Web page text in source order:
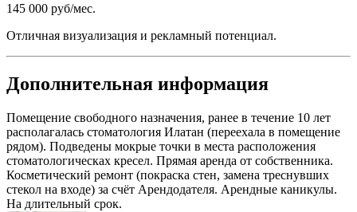
145 000 руб/мес.
Отличная визуализация и рекламный потенциал.
Дополнительная информация
Помещение свободного назначения, ранее в течение 10 лет
располагалась стоматология Илатан (переехала в помещение
рядом). Подведены мокрые точки в места расположения
стоматологическах кресел. Прямая аренда от собственника.
Косметический ремонт (покраска стен, замена треснувших
стекол на входе) за счёт Арендодателя. Арендные каникулы.
На длительный срок.